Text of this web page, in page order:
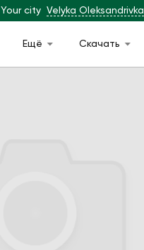
Your city Velyka Oleksandrivka
Ещё Скачать